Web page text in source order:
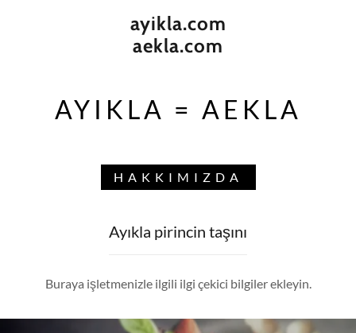
ayikla.com
aekla.com
AYIKLA = AEKLA
HAKKIMIZDA
Ayıkla pirincin taşını
Buraya işletmenizle ilgili ilgi çekici bilgiler ekleyin.